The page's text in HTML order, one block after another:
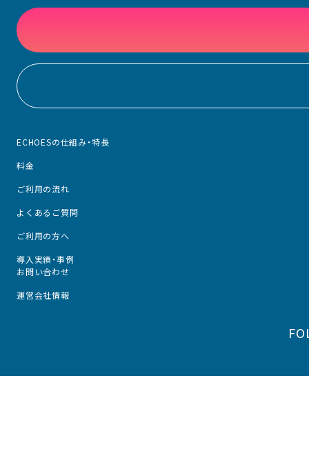
ECHOESの仕組み・特長
料金
ご利用の流れ
よくあるご質問
ご利用の方へ
導入実績・事例
お問い合わせ
運営会社情報